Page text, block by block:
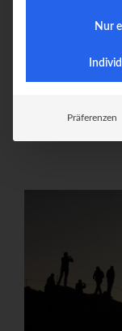
ich mir Gedanken
Nur
Präferenzen